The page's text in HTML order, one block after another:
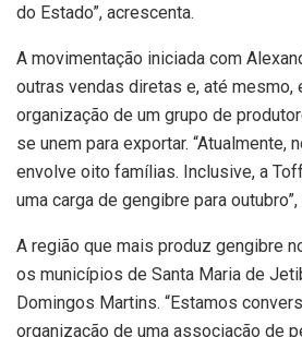
do Estado”, acrescenta.
A movimentação iniciada com
outras vendas diretas e, até mesmo,
organização de um grupo de
se unem para exportar. “Atualmente,
envolve oito famílias. Inclusive, a
uma carga de gengibre para
A região que mais produz gengibre
os municípios de Santa Maria de
Domingos Martins. “Estamos
organização de uma associação de